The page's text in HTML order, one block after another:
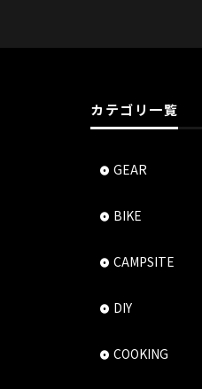
カテゴリ一覧
GEAR
BIKE
CAMPSITE
DIY
COOKING